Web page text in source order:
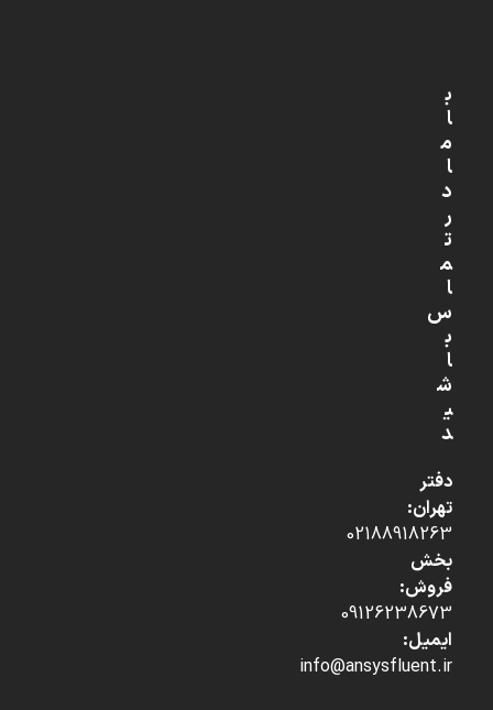
ب
ا
م
ا
د
ر
ت
م
ا
س
ب
ا
ش
ی
د
دفتر
تهران:
02188918263
بخش
فروش:
09126238673
ایمیل:
info@ansysfluent.ir